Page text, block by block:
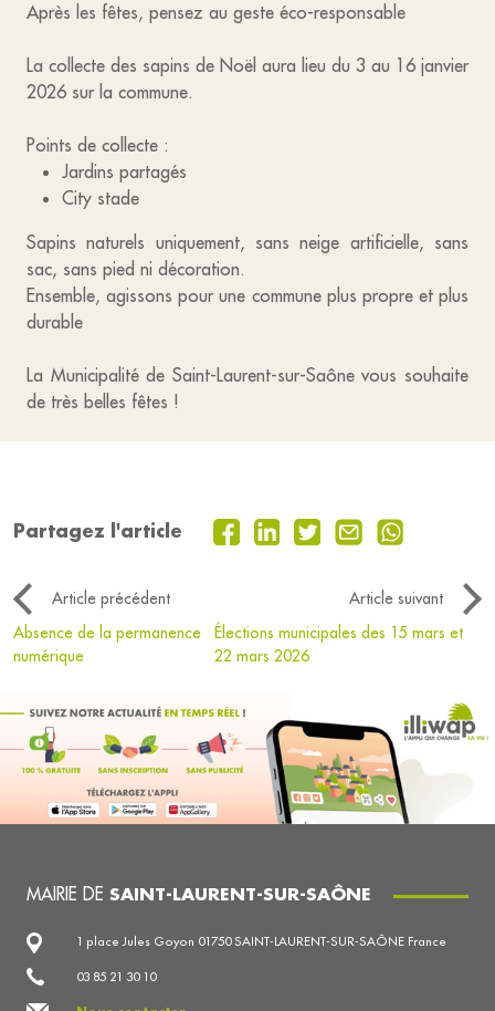
Après les fêtes, pensez au geste éco-responsable
La collecte des sapins de Noël aura lieu du 3 au 16 janvier
2026 sur la commune.
Points de collecte :
Jardins partagés
City stade
Sapins naturels uniquement, sans neige artificielle, sans
sac, sans pied ni décoration.
Ensemble, agissons pour une commune plus propre et plus
durable
La Municipalité de Saint-Laurent-sur-Saône vous souhaite
de très belles fêtes !
Partagez l'article
Article précédent
Article suivant
Absence de la permanence
numérique
Élections municipales des 15 mars et
22 mars 2026
MAIRIE DE SAINT-LAURENT-SUR-SAÔNE
1 place Jules Goyon 01750 SAINT-LAURENT-SUR-SAÔNE France
03 85 21 30 10